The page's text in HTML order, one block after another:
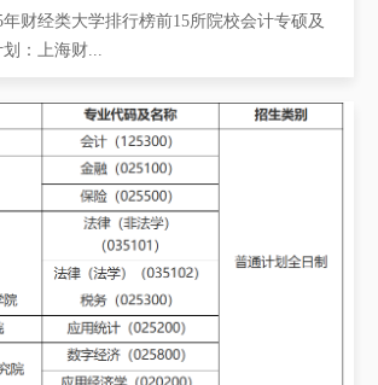
年财经类大学排行榜前15所院校会计专硕及
：上海财...